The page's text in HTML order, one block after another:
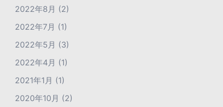
2022年8月 (2)
2022年7月 (1)
2022年5月 (3)
2022年4月 (1)
2021年1月 (1)
2020年10月 (2)